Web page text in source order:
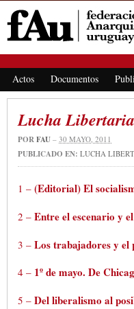
Actos Documentos
Lucha
PORFAU – 30 MAYO, 2011
PUBLICADO EN: LUCHA
1 – (Editorial)El
2 – Entre el escenario y
3 – Los trabajadores y el
4 – 1ºde mayo. De
5 – Del liberalismo al